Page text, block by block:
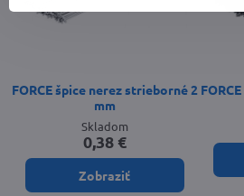
FORCE špice nerez strieborné 2
mm
Skladom
0,38 €
Zobraziť